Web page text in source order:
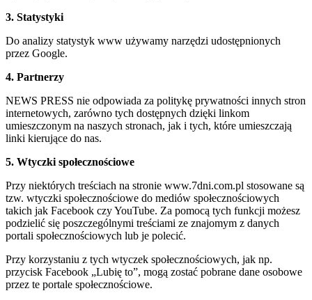
3. Statystyki
Do analizy statystyk www używamy narzędzi udostępnionych
przez Google.
4. Partnerzy
NEWS PRESS nie odpowiada za politykę prywatności innych stron
internetowych, zarówno tych dostępnych dzięki linkom
umieszczonym na naszych stronach, jak i tych, które umieszczają
linki kierujące do nas.
5. Wtyczki społecznościowe
Przy niektórych treściach na stronie www.7dni.com.pl stosowane są
tzw. wtyczki społecznościowe do mediów społecznościowych
takich jak Facebook czy YouTube. Za pomocą tych funkcji możesz
podzielić się poszczególnymi treściami ze znajomym z danych
portali społecznościowych lub je polecić.
Przy korzystaniu z tych wtyczek społecznościowych, jak np.
przycisk Facebook „Lubię to”, mogą zostać pobrane dane osobowe
przez te portale społecznościowe.